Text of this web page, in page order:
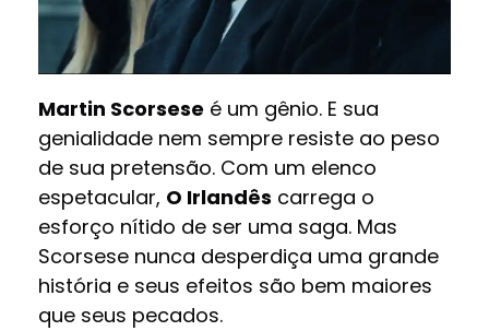
Martin Scorsese é um gênio. E sua
genialidade nem sempre resiste ao peso
de sua pretensão. Com um elenco
espetacular, O Irlandês carrega o
esforço nítido de ser uma saga. Mas
Scorsese nunca desperdiça uma grande
história e seus efeitos são bem maiores
que seus pecados.